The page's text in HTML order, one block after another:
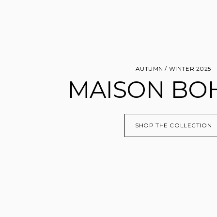
AUTUMN / WINTER 2025
MAISON
SHOP THE COLLECTION